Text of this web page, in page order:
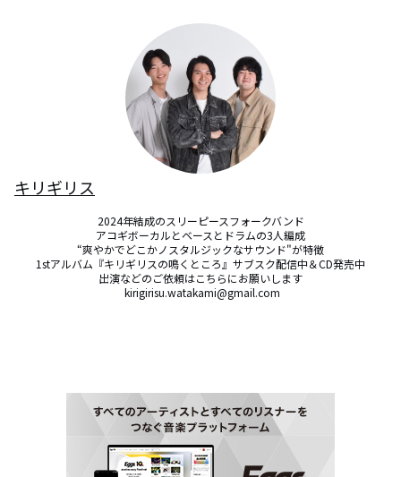
キリギリス
2024年結成のスリーピースフォークバンド
アコギボーカルとベースとドラムの3人編成
“爽やかでどこかノスタルジックなサウンド"が特徴
1stアルバム『キリギリスの鳴くところ』サブスク配信中＆CD発売中
出演などのご依頼はこちらにお願いします
kirigirisu.watakami@gmail.com